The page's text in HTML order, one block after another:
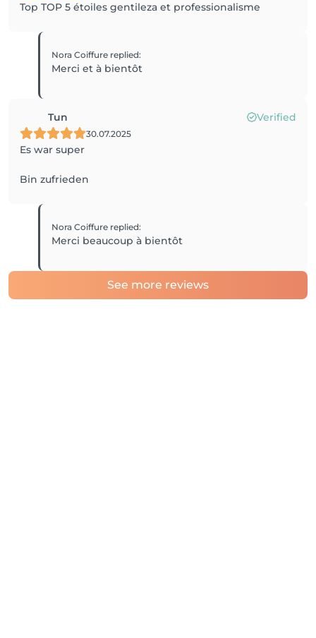
Top TOP 5 étoiles gentileza et professionalisme
Nora Coiffure replied:
Merci et à bientôt
Tun Verified
30.07.2025
Es war super
Bin zufrieden
Nora Coiffure replied:
Merci beaucoup à bientôt
See more reviews